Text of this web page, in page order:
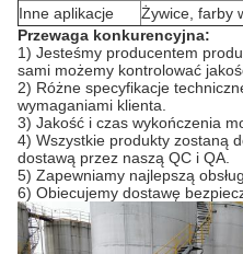
Inne aplikacje
Żywice, farby
Przewaga konkurencyjna:
1) Jesteśmy producentem
sami możemy kontrolować
2) Różne specyfikacje
wymaganiami klienta.
3) Jakość i czas wykończenia
4) Wszystkie produkty zostaną
dostawą przez naszą QC i QA.
5) Zapewniamy najlepszą
6) Obiecujemy dostawę